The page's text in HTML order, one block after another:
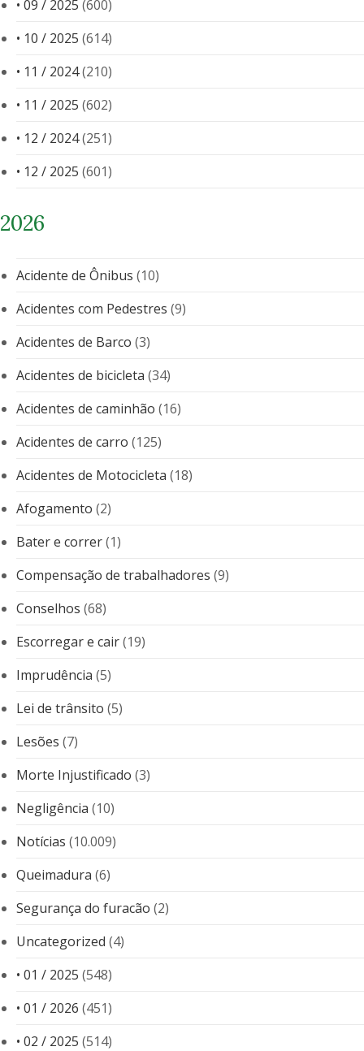
• 09 / 2025 (600)
• 10 / 2025 (614)
• 11 / 2024(210)
• 11 / 2025 (602)
• 12 / 2024(251)
• 12 / 2025 (601)
2026
Acidente de Ônibus (10)
Acidentes com Pedestres (9)
Acidentes de Barco (3)
Acidentes de bicicleta (34)
Acidentes de caminhão (16)
Acidentes de carro (125)
Acidentes de Motocicleta (18)
Afogamento (2)
Bater e correr(1)
Compensação de trabalhadores (9)
Conselhos (68)
Escorregar e cair(19)
Imprudência (5)
Lei de trânsito (5)
Lesões (7)
Morte Injustificado (3)
Negligência (10)
Notícias (10.009)
Queimadura (6)
Segurança do furacão (2)
Uncategorized (4)
• 01 / 2025 (548)
• 01 / 2026 (451)
• 02 / 2025 (514)